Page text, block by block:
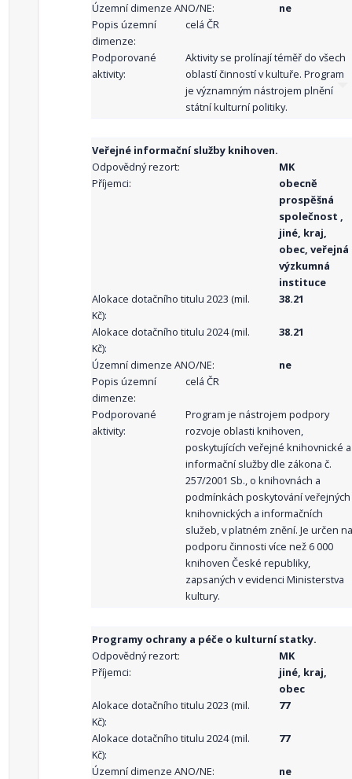
Územní dimenze ANO/NE:
ne
Popis územní
dimenze:
celá ČR
Podporované
aktivity:
Aktivity se prolínají téměř do všech
oblastí činností v kultuře. Program
je významným nástrojem plnění
státní kulturní politiky.
Veřejné informační služby knihoven.
Odpovědný rezort:
MK
Příjemci:
obecně
prospěšná
společnost ,
jiné, kraj,
obec, veřejná
výzkumná
instituce
Alokace dotačního titulu 2023 (mil.
Kč):
38.21
Alokace dotačního titulu 2024 (mil.
Kč):
38.21
Územní dimenze ANO/NE:
ne
Popis územní
dimenze:
celá ČR
Podporované
aktivity:
Program je nástrojem podpory
rozvoje oblasti knihoven,
poskytujících veřejné knihovnické a
informační služby dle zákona č.
257/2001 Sb., o knihovnách a
podmínkách poskytování veřejných
knihovnických a informačních
služeb, v platném znění. Je určen na
podporu činnosti více než 6 000
knihoven České republiky,
zapsaných v evidenci Ministerstva
kultury.
Programy ochrany a péče o kulturní statky.
Odpovědný rezort:
MK
Příjemci:
jiné, kraj,
obec
Alokace dotačního titulu 2023 (mil.
Kč):
77
Alokace dotačního titulu 2024 (mil.
Kč):
77
Územní dimenze ANO/NE:
ne